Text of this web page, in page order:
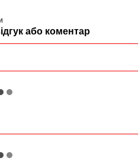
або коментар